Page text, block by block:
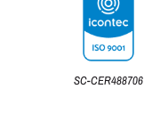
SC-CER488706